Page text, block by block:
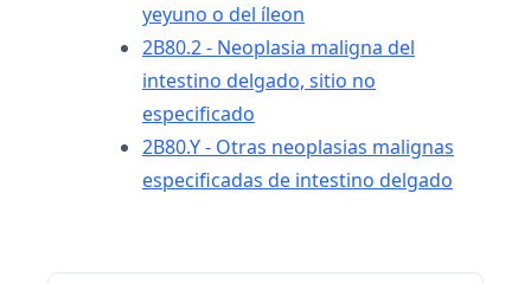
yeyuno o del íleon
2B80.2 - Neoplasia maligna del
intestino delgado, sitio no
especificado
2B80.Y - Otras neoplasias malignas
especificadas de intestino delgado